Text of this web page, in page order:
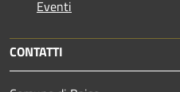
Eventi
CONTATTI